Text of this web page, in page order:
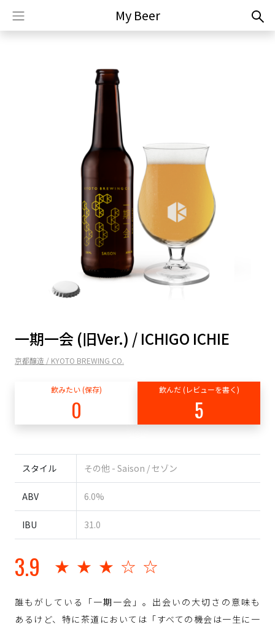
My Beer
一期一会 (旧Ver.) / ICHIGO ICHIE
京都醸造 / KYOTO BREWING CO.
飲みたい (保存)
0
飲んだ (レビューを書く)
5
スタイル その他 - Saison / セゾン
ABV 6.0%
IBU 31.0
3.9 ★★★☆☆
誰もがしている「一期一会」。出会いの大切さの意味も
あるけど、特に茶道においては「すべての機会は一生に一